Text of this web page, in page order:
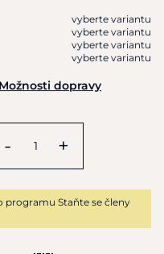
vyberte variantu
vyberte variantu
vyberte variantu
vyberte variantu
Možnosti dopravy
- +
programu Staňte se členy